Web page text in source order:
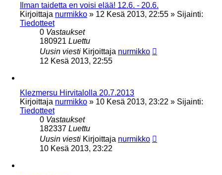
Ilman taidetta en voisi elää! 12.6. - 20.6.
Kirjoittaja nurmikko » 12 Kesä 2013, 22:55 » Sijainti:
Tiedotteet
0 Vastaukset
180921 Luettu
Uusin viesti Kirjoittaja nurmikko
12 Kesä 2013, 22:55
Klezmersu Hirvitalolla 20.7.2013
Kirjoittaja nurmikko » 10 Kesä 2013, 23:22 » Sijainti:
Tiedotteet
0 Vastaukset
182337 Luettu
Uusin viesti Kirjoittaja nurmikko
10 Kesä 2013, 23:22